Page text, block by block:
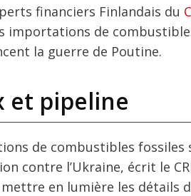
financiers Finlandais du
importations de
la guerre de Poutine.
et pipeline
de combustibles
contre l’Ukraine, écrit le
mettre en lumière les